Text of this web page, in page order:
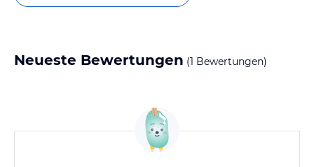
Neueste Bewertungen (1 Bewertungen)